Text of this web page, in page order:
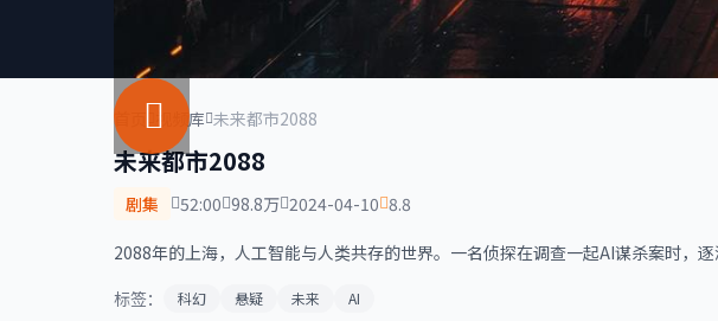
首页 视频库 未来都市2088
未来都市2088
剧集 52:00 98.8万 2024-04-10 8.8
2088年的上海，人工智能与人类共存的世界。一名侦探在调查一起AI谋杀案时，逐
标签：
科幻 悬疑 未来 AI